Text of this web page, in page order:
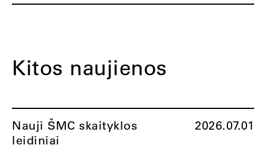
Kitos naujienos
Nauji ŠMC skaityklos
leidiniai
2026.07.01